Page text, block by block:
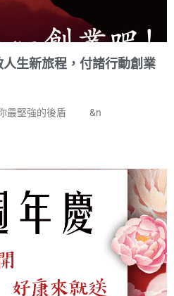
生新旅程，付諸行動創業
你最堅強的後盾 &n